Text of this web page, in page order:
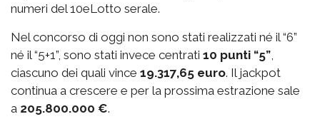
numeri del 10eLotto serale.
Nel concorso di oggi non sono stati realizzati né il “6”
né il “5+1”, sono stati invece centrati 10 punti “5”
ciascuno dei quali vince 19.317,65 euro. Il jackpot
continua a crescere e per la prossima estrazione sale
a 205.800.000 €.